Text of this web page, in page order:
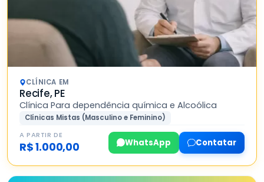
CLÍNICA EM
Recife, PE
Clínica Para dependência química e Alcoólica
Clínicas Mistas (Masculino e Feminino)
A PARTIR DE
R$ 1.000,00 WhatsApp Contatar